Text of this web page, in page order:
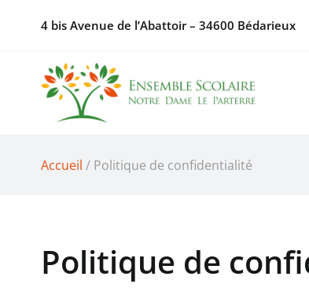
4 bis Avenue de l’Abattoir – 34600 Bédarieux
Accueil / Politique de confidentialité
Politique de